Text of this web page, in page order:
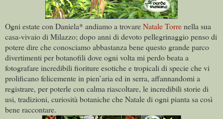
Ogni estate con Daniela* andiamo a trovareNatale Torrenella sua
casa-vivaio di Milazzo; dopo anni di devoto pellegrinaggio penso di
potere dire che conosciamo abbastanza bene questo grande parco
divertimenti per botanofili dove ogni volta mi perdo beata a
fotografare incredibili fioriture esotiche e tropicali di specie che vi
prolificano felicemente in pien’aria ed in serra, affannandomi a
registrare, per poterle con calma riascoltare, le incredibili storie di
usi, tradizioni, curiosità botaniche che Natale di ogni pianta sa così
bene raccontare.